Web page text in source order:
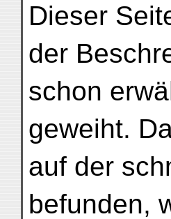
Dieser
der
schon
geweiht.
auf der
befunden,